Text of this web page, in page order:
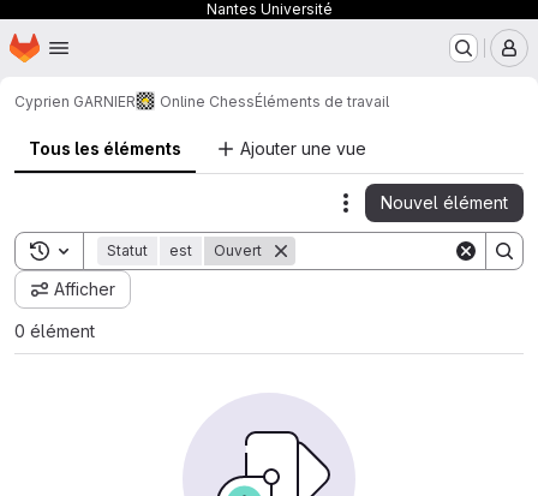
Nantes Université
Passer au contenu principal
Page d'accueil
Cyprien GARNIER Online ChessÉléments de travail
Tous les éléments Ajouter une vue
Actions
Nouvel élément
Toggle search history
Statut est Ouvert
Afficher
0 élément